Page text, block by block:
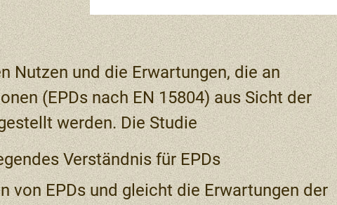
Nutzen und die Erwartungen, die an
(EPDs nach EN 15804) aus Sicht der
werden. Die Studie
Verständnis für EPDs
von EPDs und gleicht die Erwartungen der